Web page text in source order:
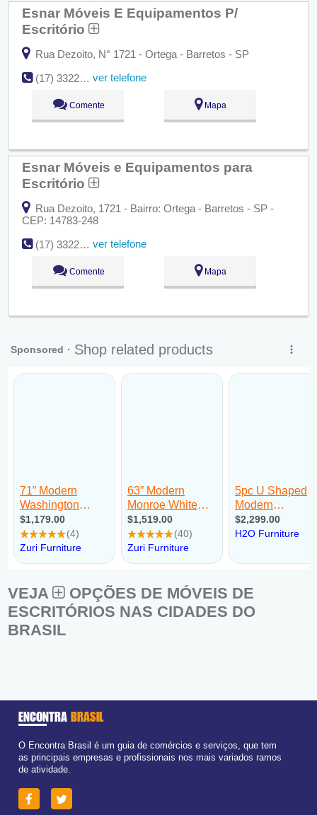
Esnar Móveis E Equipamentos P/
Escritório
Rua Dezoito, N° 1721 - Ortega - Barretos - SP
(17) 3322-0337
ver telefone
Comente Mapa
Esnar Móveis e Equipamentos para
Escritório
Rua Dezoito, 1721 - Bairro: Ortega - Barretos - SP -
CEP: 14783-248
(17) 3322-0337
ver telefone
Comente Mapa
VEJA
OPÇÕES DE MÓVEIS DE
ESCRITÓRIOS NAS CIDADES DO
BRASIL
ENCONTRA BRASIL
O Encontra Brasil é um guia de comércios e serviços, que tem
as principais empresas e profissionais nos mais variados ramos
de atividade.